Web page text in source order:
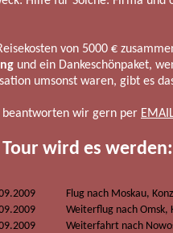
von 5000 €
und ein Dankeschönpaket,
umsonst waren, gibt es
beantworten wir gern per
wird es werden:
Flug nach Moskau,
Weiterflug nach Omsk,
Weiterfahrt nach